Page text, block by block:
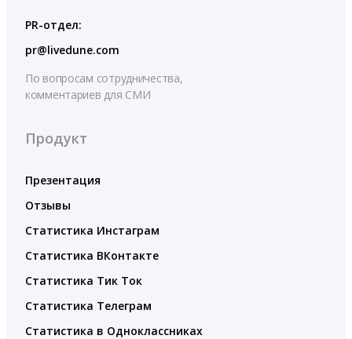
PR-отдел:
pr@livedune.com
По вопросам сотрудничества,
комментариев для СМИ
Продукт
Презентация
Отзывы
Статистика Инстаграм
Статистика ВКонтакте
Статистика Тик Ток
Статистика Телеграм
Статистика в Одноклассниках